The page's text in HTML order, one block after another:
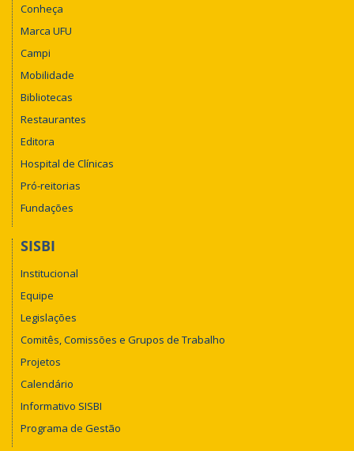
Conheça
Marca UFU
Campi
Mobilidade
Bibliotecas
Restaurantes
Editora
Hospital de Clínicas
Pró-reitorias
Fundações
SISBI
Institucional
Equipe
Legislações
Comitês, Comissões e Grupos de Trabalho
Projetos
Calendário
Informativo SISBI
Programa de Gestão